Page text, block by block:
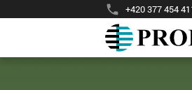
phone +420 377 454